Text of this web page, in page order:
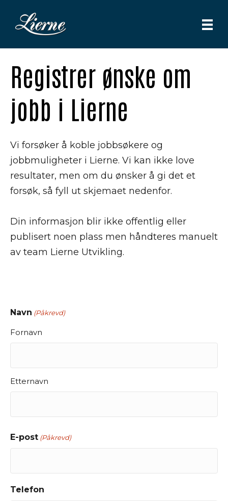
Registrer ønske om
jobb i Lierne
Vi forsøker å koble jobbsøkere og
jobbmuligheter i Lierne. Vi kan ikke love
resultater, men om du ønsker å gi det et
forsøk, så fyll ut skjemaet nedenfor.
Din informasjon blir ikke offentlig eller
publisert noen plass men håndteres manuelt
av team Lierne Utvikling.
Navn (Påkrevd)
Fornavn
Etternavn
E-post (Påkrevd)
Telefon